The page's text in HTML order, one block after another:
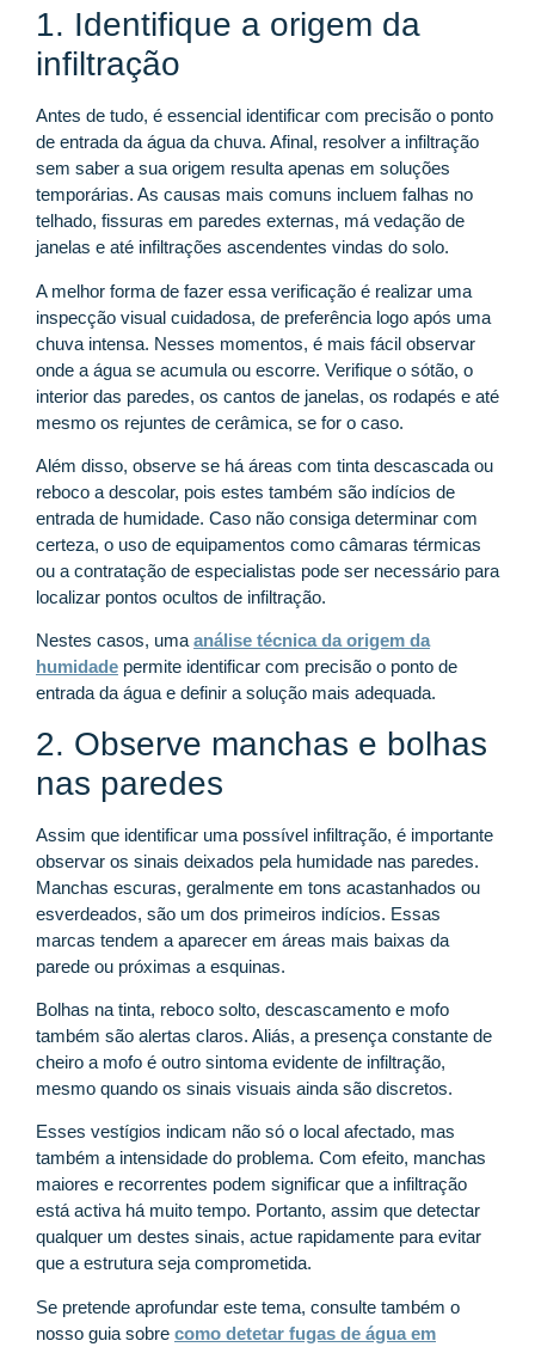
1. Identifique a origem da
infiltração
Antes de tudo, é essencial identificar com precisão o ponto
de entrada da água da chuva. Afinal, resolver a infiltração
sem saber a sua origem resulta apenas em soluções
temporárias. As causas mais comuns incluem falhas no
telhado, fissuras em paredes externas, má vedação de
janelas e até infiltrações ascendentes vindas do solo.
A melhor forma de fazer essa verificação é realizar uma
inspecção visual cuidadosa, de preferência logo após uma
chuva intensa. Nesses momentos, é mais fácil observar
onde a água se acumula ou escorre. Verifique o sótão, o
interior das paredes, os cantos de janelas, os rodapés e até
mesmo os rejuntes de cerâmica, se for o caso.
Além disso, observe se há áreas com tinta descascada ou
reboco a descolar, pois estes também são indícios de
entrada de humidade. Caso não consiga determinar com
certeza, o uso de equipamentos como câmaras térmicas
ou a contratação de especialistas pode ser necessário para
localizar pontos ocultos de infiltração.
Nestes casos, uma análise técnica da origem da
humidade permite identificar com precisão o ponto de
entrada da água e definir a solução mais adequada.
2. Observe manchas e bolhas
nas paredes
Assim que identificar uma possível infiltração, é importante
observar os sinais deixados pela humidade nas paredes.
Manchas escuras, geralmente em tons acastanhados ou
esverdeados, são um dos primeiros indícios. Essas
marcas tendem a aparecer em áreas mais baixas da
parede ou próximas a esquinas.
Bolhas na tinta, reboco solto, descascamento e mofo
também são alertas claros. Aliás, a presença constante de
cheiro a mofo é outro sintoma evidente de infiltração,
mesmo quando os sinais visuais ainda são discretos.
Esses vestígios indicam não só o local afectado, mas
também a intensidade do problema. Com efeito, manchas
maiores e recorrentes podem significar que a infiltração
está activa há muito tempo. Portanto, assim que detectar
qualquer um destes sinais, actue rapidamente para evitar
que a estrutura seja comprometida.
Se pretende aprofundar este tema, consulte também o
nosso guia sobre como detetar fugas de água em